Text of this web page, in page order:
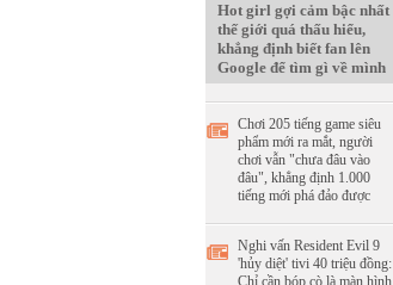
Hot girl gợi cảm bậc nhất
thế giới quá thấu hiểu,
khẳng định biết fan lên
Google để tìm gì về mình
Chơi 205 tiếng game siêu
phẩm mới ra mắt, người
chơi vẫn "chưa đâu vào
đâu", khẳng định 1.000
tiếng mới phá đảo được
Nghi vấn Resident Evil 9
'hủy diệt' tivi 40 triệu đồng:
Chỉ cần bóp cò là màn hình